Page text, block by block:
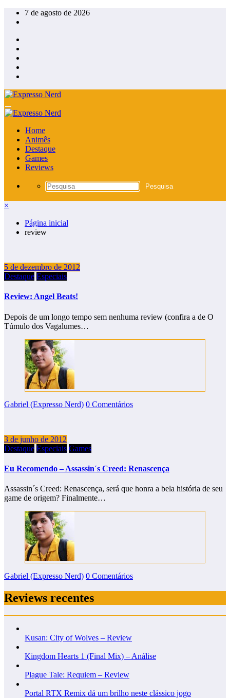
Pular
para
conteúdo
7 de agosto de 2026
Home
Animês
Destaque
Games
Reviews
×
Página inicial
review
5 de dezembro de 2012
Destaque Especiais
Review: Angel Beats!
Depois de um longo tempo sem nenhuma review (confira a de O
Túmulo dos Vagalumes…
Gabriel (Expresso Nerd) 0 Comentários
3 de junho de 2012
Destaque Especiais Games
Eu Recomendo – Assassin´s Creed: Renascença
Assassin´s Creed: Renascença, será que honra a bela história de seu
game de origem? Finalmente…
Gabriel (Expresso Nerd) 0 Comentários
Reviews recentes
Kusan: City of Wolves – Review
Kingdom Hearts 1 (Final Mix) – Análise
Plague Tale: Requiem – Review
Portal RTX Remix dá um brilho neste clássico jogo